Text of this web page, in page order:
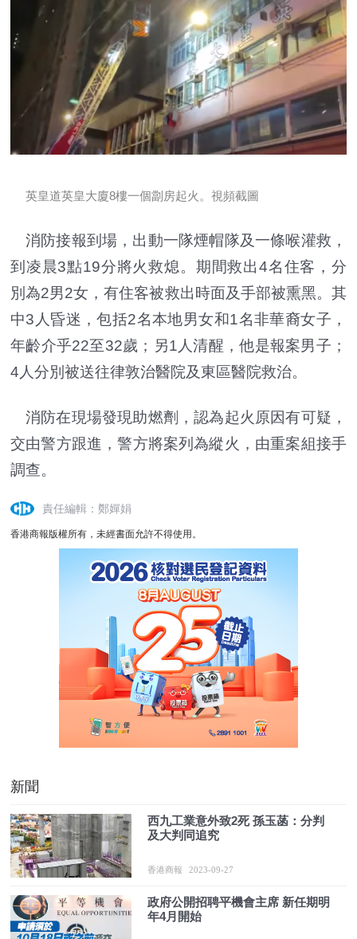
英皇道英皇大廈8樓一個劏房起火。 視頻截圖
消防接報到場，出動一隊煙帽隊及一條喉灌救，
到凌晨3點19分將火救熄。期間救出4名住客，分
別為2男2女，有住客被救出時面及手部被熏黑。其
中3人昏迷，包括2名本地男女和1名非華裔女子，
年齡介乎22至32歲；另1人清醒，他是報案男子；
4人分別被送往律敦治醫院及東區醫院救治。
消防在現場發現助燃劑，認為起火原因有可疑，
交由警方跟進，警方將案列為縱火，由重案組接手
調查。
責任編輯：鄭嬋娟
香港商報版權所有，未經書面允許不得使用。
新聞
西九工業意外致2死 孫玉菡：分判
及大判同追究
香港商報 2023-09-27
政府公開招聘平機會主席 新任期明
年4月開始